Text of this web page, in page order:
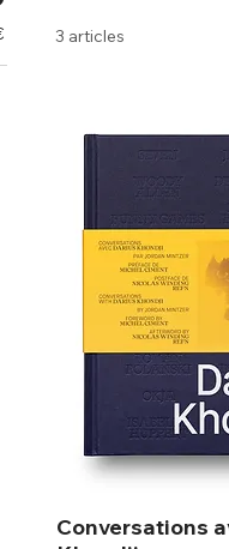
3 articles
Conversations